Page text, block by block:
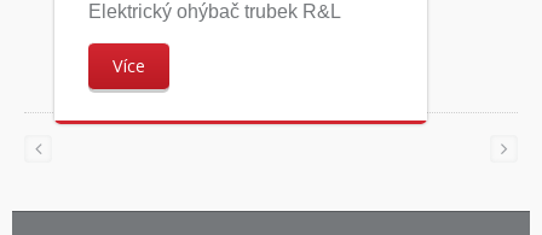
Elektrický ohýbač trubek R&L
Více